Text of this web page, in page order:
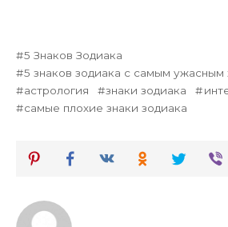
5 Знаков Зодиака
5 знаков зодиака с самым ужасным
астрология
знаки зодиака
самые плохие знаки зодиака